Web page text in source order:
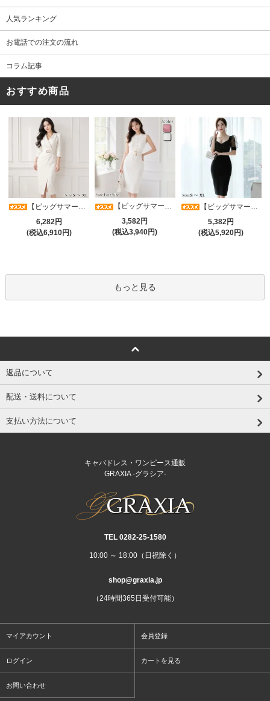
人気ランキング
お電話での注文の流れ
コラム記事
おすすめ商品
【ビッグサマーセール対象品】アシメカシュクール7分袖ワンピース(キャバドレス・CABARETDRESS)
6,282円
(税込6,910円)
【ビッグサマーセール対象品】タイトなボディラインが引き立つニットワンピース(キャバドレス・CABARETDRESS)
3,582円
(税込3,940円)
【ビッグサマーセール対象品】光沢シアースリーブが軽やかなカシュクールVネックドレープミディドレス(キャバドレス・CABARETDRESS)
5,382円
(税込5,920円)
もっと見る
返品について
配送・送料について
支払い方法について
キャバドレス・ワンピース通販
GRAXIA -グラシア-
TEL 0282‐25‐1580
10:00 ～ 18:00（日祝除く）
shop@graxia.jp
（24時間365日受付可能）
マイアカウント 会員登録
ログイン カートを見る
お問い合わせ